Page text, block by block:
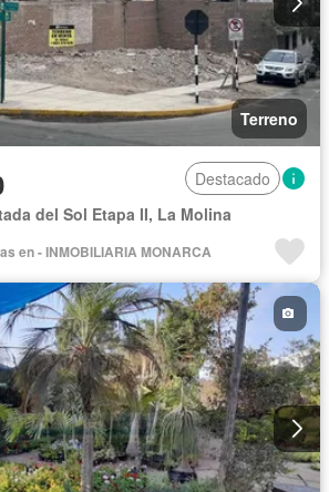
Terreno
Destacado
del Sol Etapa II, La Molina
en - INMOBILIARIA MONARCA